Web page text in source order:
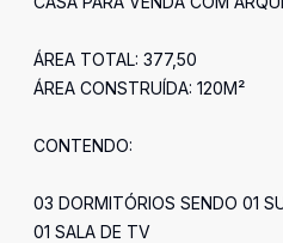
ÁREA TOTAL: 377,50
ÁREA CONSTRUÍDA: 120M²
CONTENDO:
03 DORMITÓRIOS SENDO 01
01 SALA DE TV